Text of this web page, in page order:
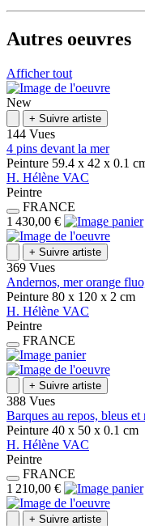
Autres oeuvres
Afficher tout
New
+ Suivre artiste
144 Vues
4 pins devant la mer
Peinture 59.4 x 42 x 0.1
H. Hélène VAC
Peintre
FRANCE
1 430,00 €
+ Suivre artiste
369 Vues
Andernos, mer orange
Peinture 80 x 120 x 2 cm
H. Hélène VAC
Peintre
FRANCE
+ Suivre artiste
388 Vues
Barques au repos, bleus
Peinture 40 x 50 x 0.1 cm
H. Hélène VAC
Peintre
FRANCE
1 210,00 €
+ Suivre artiste